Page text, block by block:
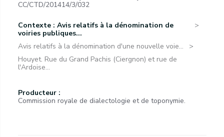
CC/CTD/201414/3/032
Contexte : Avis relatifs à la dénomination de
voiries publiques...
Avis relatifs à la dénomination d'une nouvelle voie...
Houyet. Rue du Grand Pachis (Ciergnon) et rue de
l'Ardoise...
Producteur :
Commission royale de dialectologie et de toponymie.